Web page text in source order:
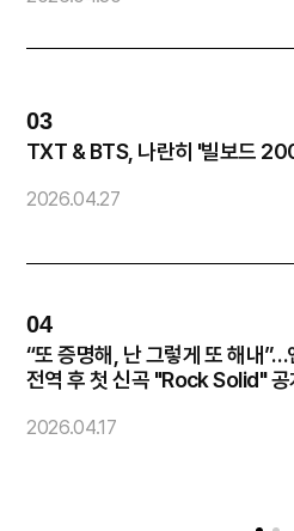
03
TXT & BTS, 나란히 '빌보드
2026.04.27
04
“또 증명해, 난 그렇게 또 해내”…
전역 후 첫 신곡 "Rock Solid" 공
2026.04.17